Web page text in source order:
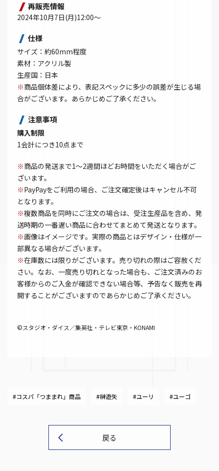
再販売情報
2024年10月7日(月)12:00～
仕様
サイズ：約60mm程度
素材：アクリル製
生産国：日本
※商品個体差により、表記スペックに多少の誤差が生じる場
合がございます。あらかじめご了承ください。
注意事項
購入制限
1会計につき10点まで
※商品の発送まで1～2週間ほどお時間をいただく場合がご
ざいます。
※PayPayをご利用の場合、ご注文確定後はキャンセル不可
となります。
※複数商品を同時にご注文の場合は、受注生産品を含め、発
送時期の一番遅い商品に合わせてまとめて発送となります。
※画像はイメージです。実際の商品とはデザイン・仕様が一
部異なる場合がございます。
※在庫数には限りがございます。売り切れの際はご容赦くだ
さい。なお、一度売り切れとなった場合も、ご注文済みのお
客様からのご入金が確認できない場合等、予告なく販売を再
開することがございますのであらかじめご了承ください。
©スタジオ・ダイス／集英社・テレビ東京・KONAMI
#コスパ「つままれ」商品 #榊遊矢 #ユーリ #ユーゴ
戻る